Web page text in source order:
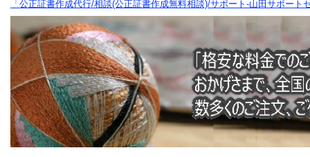
「公正証書作成代行/相談(公正証書作成無料相談)/サポート‐山田サポート